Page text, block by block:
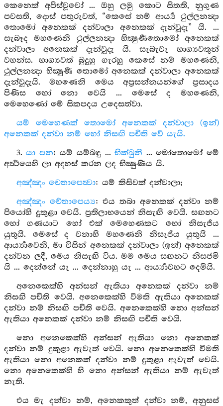
කෙනෙක් අපිස්වූවෝ ... ඔහු ලමු කොට සිතති, නුගුණ
පවසති, දොස් පතුරුවත්, “කෙසේ නම් ආර්‍ය්‍ය ථුල්ලනන්‍දා
තොමෝ අනෙකක් දන්වාලා අනෙකක් දැන්වූදැ” යි. ...
සැබෑද මහණෙනි ථුල්ලනන්‍දා භික්‍ෂුණීතොමෝ අනෙකක්
දන්වාලා අනෙකක් දැන්වූදැ යි. සැබැවැ භාග්‍යවතුන්
වහන්ස. භාග්‍යවත් බුදුහු ගැරහූ කෙසේ නම් මහණෙනි,
ථුල්ලනන්‍දා භික්‍ෂුණී තොමෝ අනෙකක් දන්වාලා අනෙකක්
දැන්වූදැයි. මහණෙනි මෙය අප්‍රසන්නයන්ගේ ප්‍රසාදය
පිණිස හෝ නො වෙයි ... මෙසේ ද මහණෙනි,
මෙහෙණෝ මේ සිකපදය උදෙසත්වා.
යම් මෙහෙණක් තොමෝ අනෙකක් දන්වාලා (ඉන්)
අනෙකක් දන්වා නම් හෝ නිසඟි පචිති වේ යැයි.
3.යා පන: යම් යම්බඳු ...භික්ඛුනී ... මෝතොමෝ මේ
අර්‍ත්‍ථයෙහි ලා අදහස් කරන ලද භික්‍ෂුණිය යි.
අඤ්ඤං චෙතාපෙත්‍වා: යම් කිසිවක් දන්වාලා;
අඤ්ඤං චේතාපෙය්‍ය: එය තබා අනෙකක් දන්වා නම්
පියෝහි දුකුළා වෙයි. ප්‍රතිලාභයෙන් නිසැඟි වෙයි. සඟනට
හෝ ගණයාට හෝ එක් මෙහෙණකට හෝ නිසැජිය
යුතුයි. මෙසේ ද වනාහි මහණෙනි නිසැජිය යුතුයි ...
ආර්‍ය්‍යාවෙනි, මා විසින් අනෙකක් දන්වාලා (ඉන්) අනෙකක්
දන්වන ලදී, මෙය නිසැඟි විය. මම මෙය සඟනට නිසජමි
යි ... දෙන්නේ යැ ... දෙන්නාහු යැ ... ආර්‍ය්‍යාවහට දෙමියි.
අනෙකෙක්හි අන්සන් ඇතියා අනෙකක් දන්වා නම්
නිසඟි පචිති වෙයි. අනෙකෙක්හි විමති ඇතියා අනෙකක්
දන්වා නම් නිසඟි පචිති වෙයි. අනෙකෙක්හි නො අන්සන්
ඇතියා අනෙකක් දන්වා නම් නිසඟි පචිති වෙයි.
නො අනෙකෙක්හි අන්සන් ඇතියා නො අනෙකක්
දන්වා නම් දුකුළා ඇවැත් වෙයි. නො අනෙකෙක්හි විමති
ඇතියා නො අනෙකක් දන්වා නම් දුකුළා ඇවැත් වෙයි.
නො අනෙකෙක්හි හි නො අන්සන් ඇතියා නම් ඇවැත්
නැති.
එය මැ දන්වා නම්, අනෙකකුත් දන්වා නම්, අනුසස්